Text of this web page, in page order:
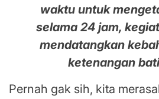
waktu untuk
selama 24 jam,
mendatangkan
ketenangan
Pernah gak sih, kita